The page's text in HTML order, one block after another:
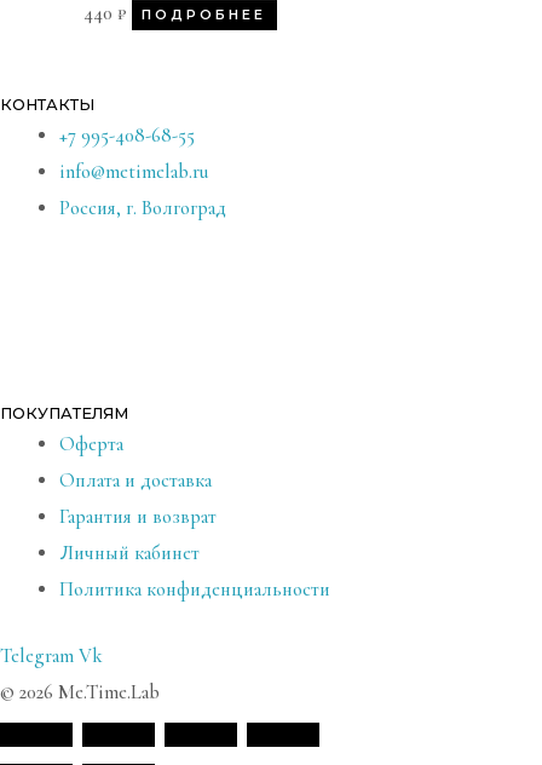
440 ₽ ПОДРОБНЕЕ
КОНТАКТЫ
+7 995-408-68-55
info@metimelab.ru
Россия, г. Волгоград
ПОКУПАТЕЛЯМ
Оферта
Оплата и доставка
Гарантия и возврат
Личный кабинет
Политика конфиденциальности
Telegram Vk
© 2026 Me.Time.Lab